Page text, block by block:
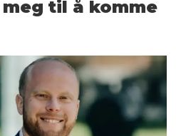
meg til å komme